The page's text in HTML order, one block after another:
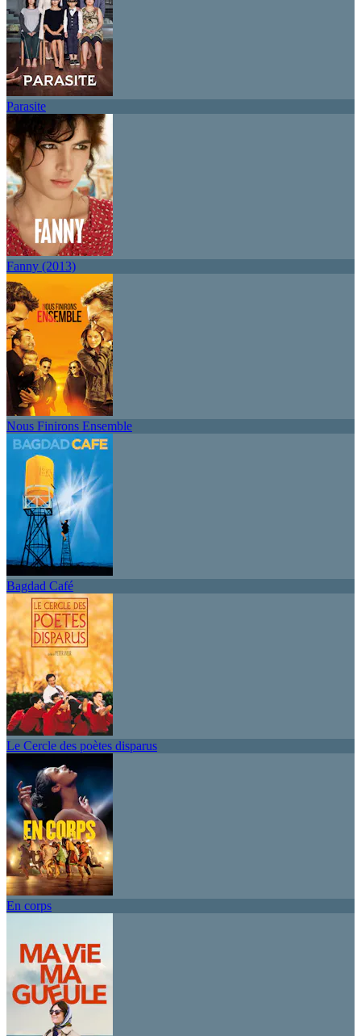
Parasite
Fanny (2013)
Nous Finirons Ensemble
Bagdad Café
Le Cercle des poètes disparus
En corps